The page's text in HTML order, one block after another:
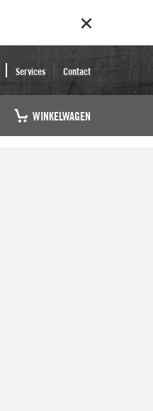
Services Contact
WINKELWAGEN